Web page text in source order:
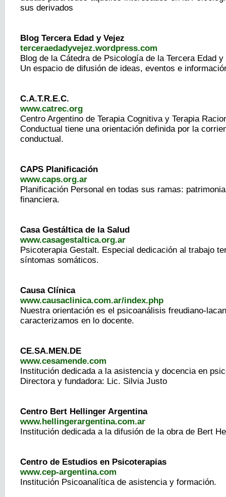
sus derivados
Blog Tercera Edad y Vejez
terceraedadyvejez.wordpress.com
Blog de la Cátedra de Psicología de la Tercera Edad
Un espacio de difusión de ideas, eventos e
C.A.T.R.E.C.
www.catrec.org
Centro Argentino de Terapia Cognitiva y Terapia
Conductual tiene una orientación definida por la
conductual.
CAPS Planificación
www.caps.org.ar
Planificación Personal en todas sus ramas:
financiera.
Casa Gestáltica de la Salud
www.casagestaltica.org.ar
Psicoterapia Gestalt. Especial dedicación al trabajo
síntomas somáticos.
Causa Clínica
www.causaclinica.com.ar/index.php
Nuestra orientación es el psicoanálisis freudiano-
caracterizamos en lo docente.
CE.SA.MEN.DE
www.cesamende.com
Institución dedicada a la asistencia y docencia en
Directora y fundadora: Lic. Silvia Justo
Centro Bert Hellinger Argentina
www.hellingerargentina.com.ar
Institución dedicada a la difusión de la obra de Bert
Centro de Estudios en Psicoterapias
www.cep-argentina.com
Institución Psicoanalítica de asistencia y formación.